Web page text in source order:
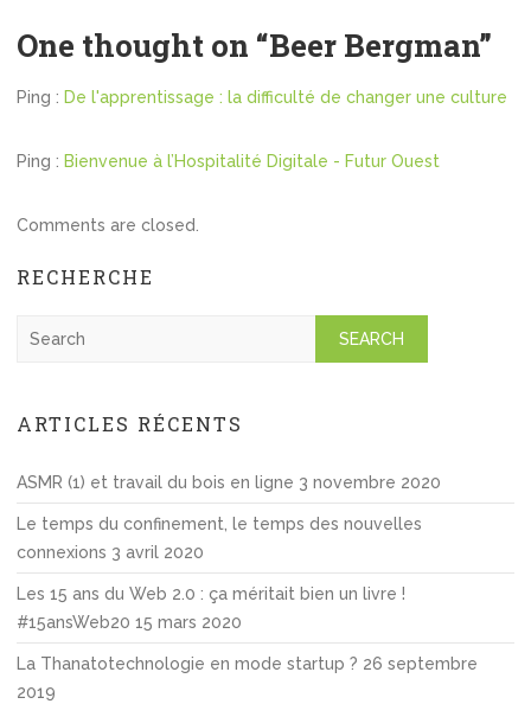
One thought on “Beer Bergman”
Ping : De l'apprentissage : la difficulté de changer une culture
Ping : Bienvenue à l’Hospitalité Digitale - Futur Ouest
Comments are closed.
RECHERCHE
r
h
ARTICLES RÉCENTS
ASMR (1) et travail du bois en ligne 3 novembre 2020
Le temps du confinement, le temps des nouvelles
connexions 3 avril 2020
Les 15 ans du Web 2.0 : ça méritait bien un livre !
#15ansWeb20 15 mars 2020
La Thanatotechnologie en mode startup ? 26 septembre
2019